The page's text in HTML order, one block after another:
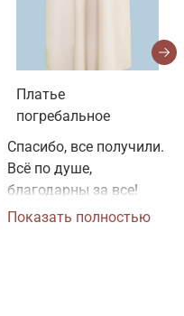
Платье
погребальное
Спасибо, все получили.
Всё по душе,
благодарны за все!
Показать полностью